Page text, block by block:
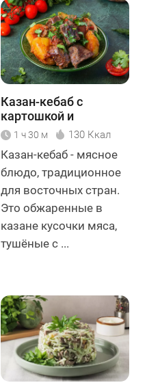
Казан-кебаб с
картошкой и
говядиной
1 ч 30 м 130 Ккал
Казан-кебаб - мясное
блюдо, традиционное
для восточных стран.
Это обжаренные в
казане кусочки мяса,
тушёные с ...